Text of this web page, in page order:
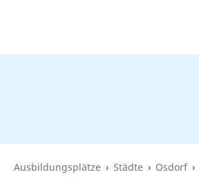
Ausbildungsplätze Städte Osdorf